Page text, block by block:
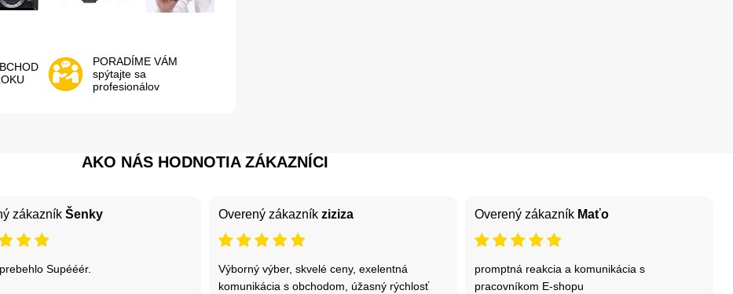
PORADÍME VÁM
spýtajte sa
profesionálov
AKO NÁS HODNOTIA ZÁKAZNÍCI
zákazník Šenky
Supééér.
Overený zákazník ziziza
Výborný výber, skvelé ceny, exelentná
komunikácia s obchodom, úžasný rýchlosť
Overený zákazník Maťo
promptná reakcia a komunikácia s
pracovníkom E-shopu